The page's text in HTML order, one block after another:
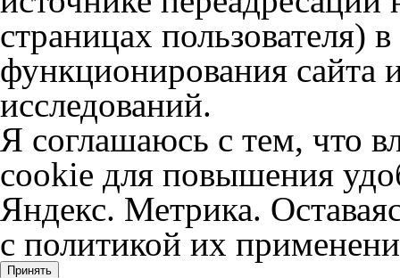
страницах пользователя)
функционирования сайта
исследований.
Я соглашаюсь с тем, что
cookie для повышения
Яндекс. Метрика.
с политикой их
Принять